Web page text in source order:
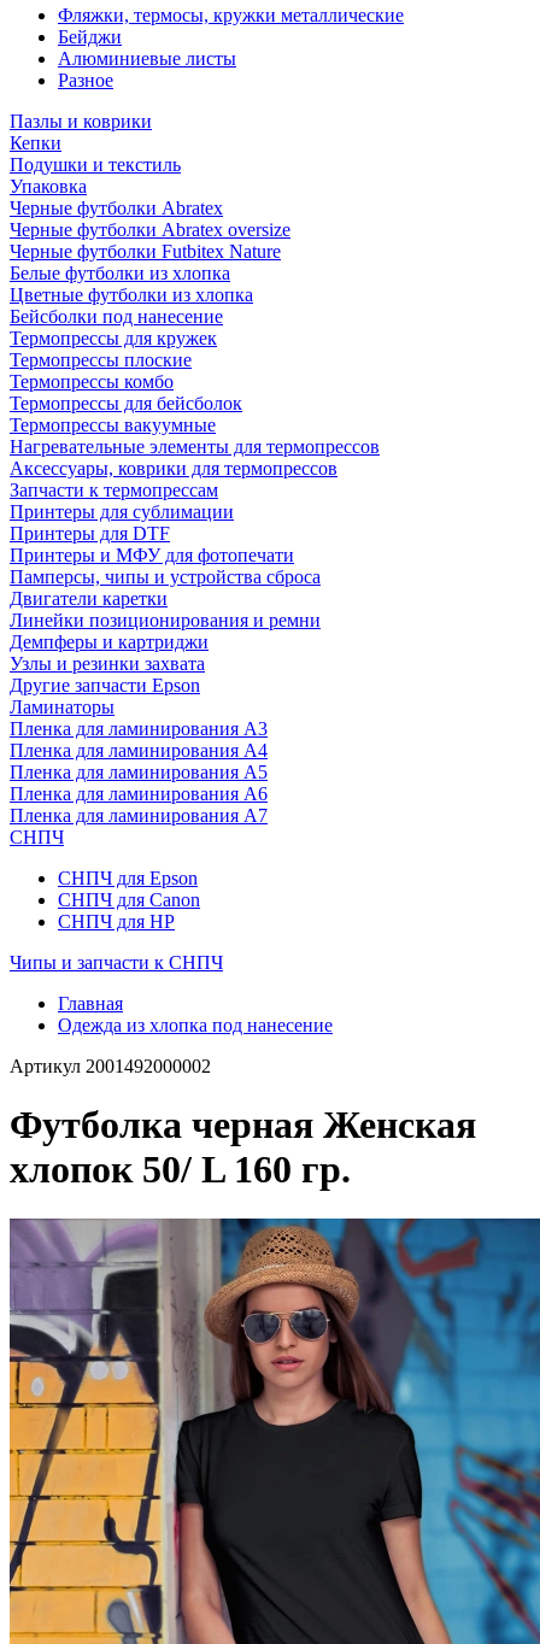
Фляжки, термосы, кружки металлические
Бейджи
Алюминиевые листы
Разное
Пазлы и коврики
Кепки
Подушки и текстиль
Упаковка
Черные футболки Abratex
Черные футболки Abratex oversize
Черные футболки Futbitex Nature
Белые футболки из хлопка
Цветные футболки из хлопка
Бейсболки под нанесение
Термопрессы для кружек
Термопрессы плоские
Термопрессы комбо
Термопрессы для бейсболок
Термопрессы вакуумные
Нагревательные элементы для термопрессов
Аксессуары, коврики для термопрессов
Запчасти к термопрессам
Принтеры для сублимации
Принтеры для DTF
Принтеры и МФУ для фотопечати
Памперсы, чипы и устройства сброса
Двигатели каретки
Линейки позиционирования и ремни
Демпферы и картриджи
Узлы и резинки захвата
Другие запчасти Epson
Ламинаторы
Пленка для ламинирования А3
Пленка для ламинирования А4
Пленка для ламинирования А5
Пленка для ламинирования А6
Пленка для ламинирования А7
СНПЧ
СНПЧ для Epson
СНПЧ для Canon
СНПЧ для HP
Чипы и запчасти к СНПЧ
Главная
Одежда из хлопка под нанесение
Артикул 2001492000002
Футболка черная Женская
хлопок 50/ L 160 гр.